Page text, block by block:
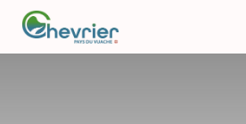
Aller
contenu